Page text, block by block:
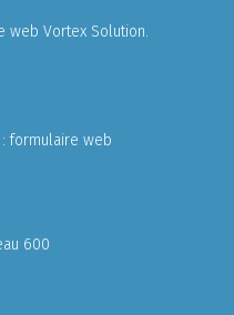
web Vortex Solution.
:formulaire web
600